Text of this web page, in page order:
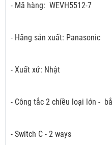
- Mã hàng: WEVH5512-7
- Hãng sản xuất: Panasonic
- Xuất xứ: Nhật
- Công tắc 2 chiều loại lớn -
- Switch C - 2 ways